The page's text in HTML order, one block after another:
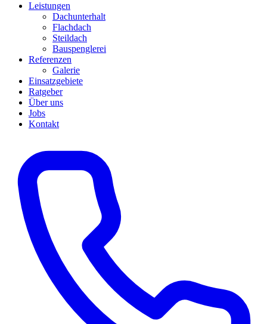
Leistungen
Dachunterhalt
Flachdach
Steildach
Bauspenglerei
Referenzen
Galerie
Einsatzgebiete
Ratgeber
Über uns
Jobs
Kontakt